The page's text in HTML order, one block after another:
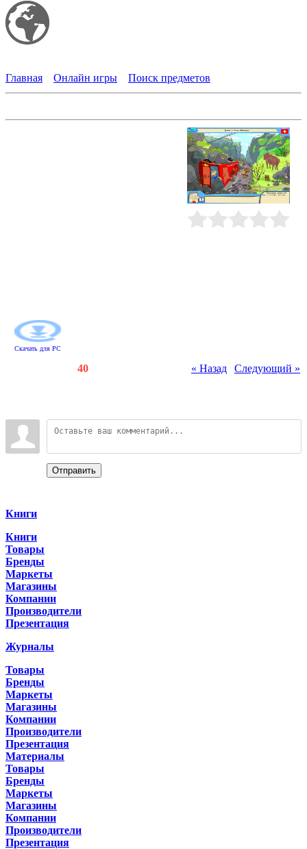
Главная
Онлайн игры Поиск предметов
Скачать для PC
« Назад Следующий »
40
Отправить
Книги
Книги
Товары
Бренды
Маркеты
Магазины
Компании
Производители
Презентация
Журналы
Товары
Бренды
Маркеты
Магазины
Компании
Производители
Презентация
Материалы
Товары
Бренды
Маркеты
Магазины
Компании
Производители
Презентация